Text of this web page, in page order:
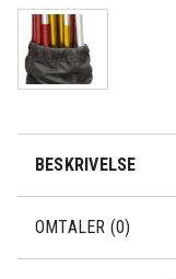
BESKRIVELSE
OMTALER (0)